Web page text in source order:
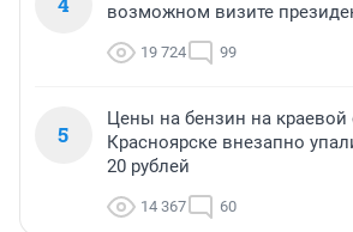
возможном визите
19 724 99
5
Цены на бензин на краевой
Красноярске внезапно
20 рублей
14 367 60